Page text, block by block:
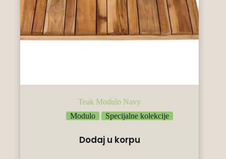
Teak Modulo Navy
Modulo
Specijalne kolekcije
Dodaj u korpu